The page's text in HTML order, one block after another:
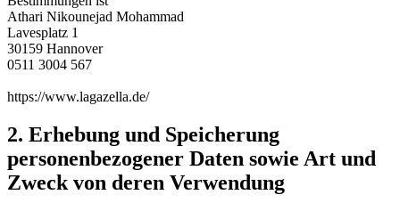
Athari Nikounejad Mohammad
Lavesplatz 1
30159 Hannover
0511 3004 567
https://www.lagazella.de/
2. Erhebung und Speicherung
personenbezogener Daten sowie Art und
Zweck von deren Verwendung